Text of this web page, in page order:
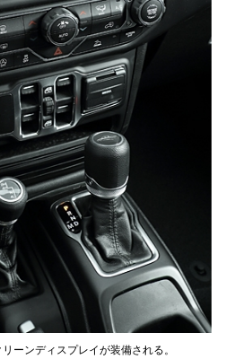
ーンディスプレイが装備される。